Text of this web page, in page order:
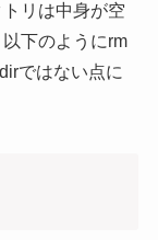
リは中身が空
下のようにrm
ではない点に